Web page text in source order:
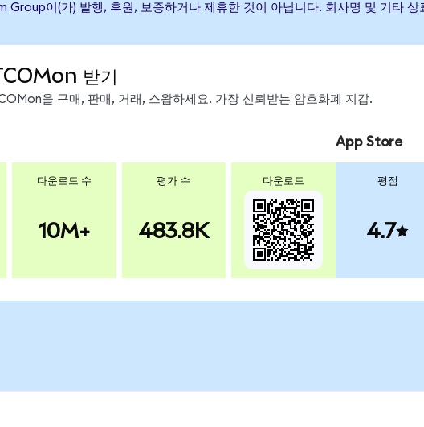
Group이(가) 발행, 후원, 보증하거나 제휴한 것이 아닙니다. 회사명 및 기타
받기
을 구매, 판매, 거래, 스왑하세요. 가장 신뢰받는 암호화폐 지갑.
다운로드 수
10M+
평가 수
483.8K
다운로드
App Store
평점
4.7